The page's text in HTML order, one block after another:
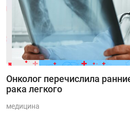
Онколог перечислила
рака легкого
медицина